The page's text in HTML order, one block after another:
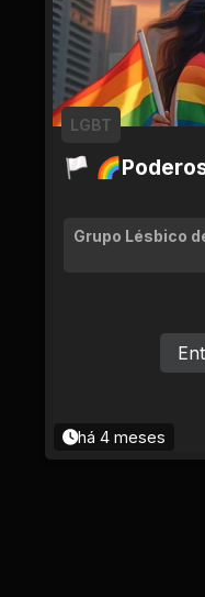
🏳
LGBT
Grupo Lésbico
há 4 meses